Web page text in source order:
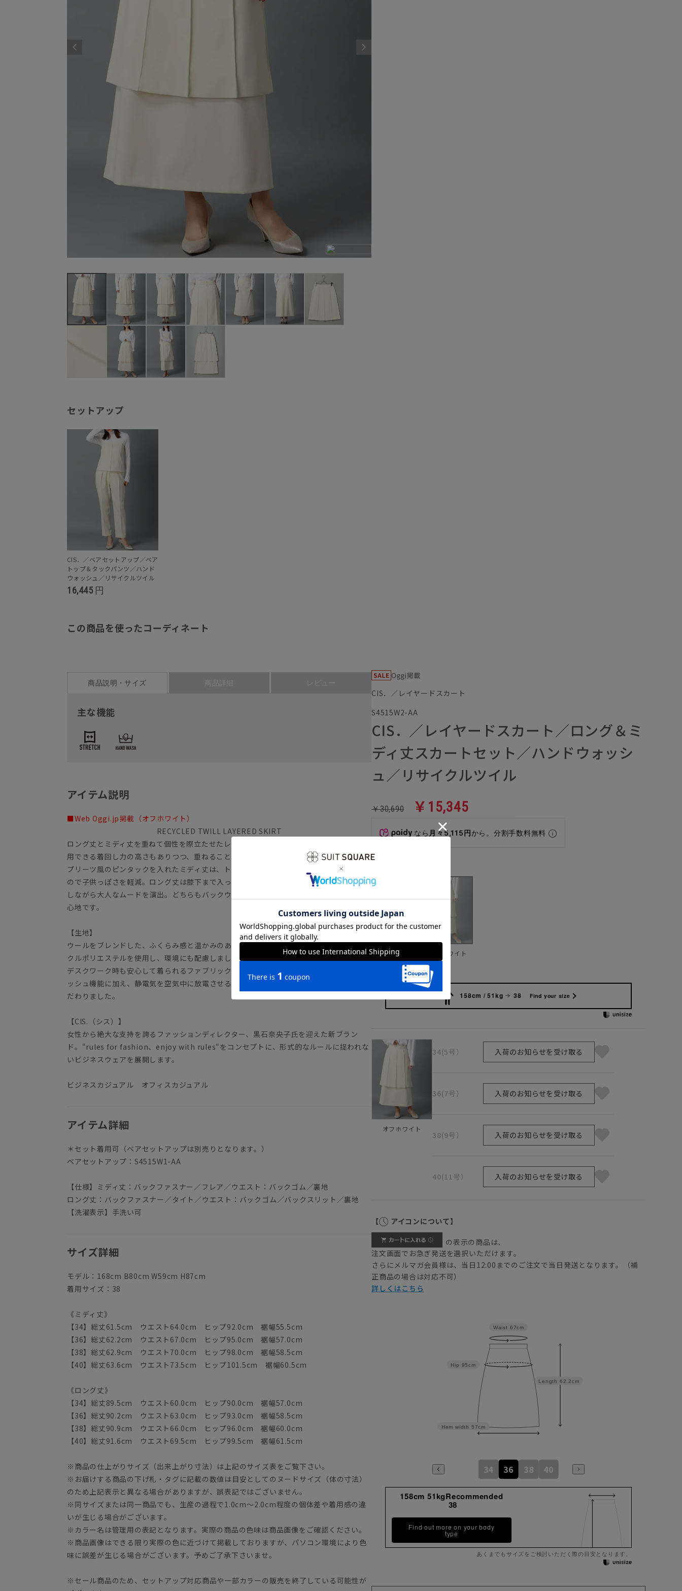
セットアップ
CIS．／ベアセットアップ／ベア
トップ＆タックパンツ／ハンド
ウォッシュ／リサイクルツイル
16,445 円
この商品を使ったコーディネート
商品説明・サイズ 商品詳細 レビュー
主な機能
アイテム説明
■Web Oggi.jp掲載（オフホワイト）
RECYCLED TWILL LAYERED SKIRT
ロング丈とミディ丈を重ねて個性を際立たせたレイヤードスカート。それぞれ単体でも活
用できる着回し力の高さもありつつ、重ねることで新たな雰囲気も叶うアイテム。
プリーツ風のピンタックを入れたミディ丈は、トラッドな印象がありつつ広がり過ぎない
ので子供っぽさを軽減。ロング丈は膝下まで入ったバックスリットで、動きやすさは保持
しながら大人なムードを演出。どちらもバックウエストにはゴムを配しており、快適な着
心地です。
【生地】
ウールをブレンドした、ふくらみ感と温かみのあるツイル素材を使用。タテ糸にはリサイ
クルポリエステルを使用し、環境にも配慮しました。ドライタッチでシワになりにくく、
デスクワーク時も安心して着られるファブリックです。自宅でお手入れできるハンドウォ
ッシュ機能に加え、静電気を空気中に放電させる「放電テープ」を取り付け、実用面もこ
だわりました。
【CIS.（シス）】
女性から絶大な支持を誇るファッションディレクター、黒石奈央子氏を迎えた新ブラン
ド。“rules for fashion、enjoy with rules“をコンセプトに、形式的なルールに捉われな
いビジネスウェアを展開します。
ビジネスカジュアル オフィスカジュアル
アイテム詳細
＊セット着用可（ベアセットアップは別売りとなります。）
ベアセットアップ：S4515W1-AA
【仕様】ミディ丈：バックファスナー／フレア／ウエスト：バックゴム／裏地
ロング丈：バックファスナー／タイト／ウエスト：バックゴム／バックスリット／裏地
【洗濯表示】手洗い可
サイズ詳細
モデル：168cm B80cm W59cm H87cm
着用サイズ：38
《ミディ丈》
【34】総丈61.5cm ウエスト64.0cm ヒップ92.0cm 裾幅55.5cm
【36】総丈62.2cm ウエスト67.0cm ヒップ95.0cm 裾幅57.0cm
【38】総丈62.9cm ウエスト70.0cm ヒップ98.0cm 裾幅58.5cm
【40】総丈63.6cm ウエスト73.5cm ヒップ101.5cm 裾幅60.5cm
《ロング丈》
【34】総丈89.5cm ウエスト60.0cm ヒップ90.0cm 裾幅57.0cm
【36】総丈90.2cm ウエスト63.0cm ヒップ93.0cm 裾幅58.5cm
【38】総丈90.9cm ウエスト66.0cm ヒップ96.0cm 裾幅60.0cm
【40】総丈91.6cm ウエスト69.5cm ヒップ99.5cm 裾幅61.5cm
※商品の仕上がりサイズ（出来上がり寸法）は上記のサイズ表をご覧下さい。
※お届けする商品の下げ札・タグに記載の数値は目安としてのヌードサイズ（体の寸法）
のため上記表示と異なる場合がありますが、誤表記ではございません。
※同サイズまたは同一商品でも、生産の過程で1.0cm～2.0cm程度の個体差や着用感の違
いが生じる場合がございます。
※カラー名は管理用の表記となります。実際の商品の色味は商品画像をご確認ください。
※商品画像はできる限り実際の色に近づけて掲載しておりますが、パソコン環境により色
味に誤差が生じる場合がございます。予めご了承下さいませ。
※セール商品のため、セットアップ対応商品や一部カラーの販売を終了している可能性が
CIS．／レイヤードスカート
S4515W2-AA
CIS．／レイヤードスカート／ロング＆ミ
ディ丈スカートセット／ハンドウォッシ
ュ／リサイクルツイル
￥30,690 ￥15,345
なら 月々5,115円から。分割手数料無料
ブラック オフホワイト
158cm / 51kg 38 Find your size
オフホワイト
34(5号） 入荷のお知らせを受け取る
36(7号） 入荷のお知らせを受け取る
38(9号） 入荷のお知らせを受け取る
40(11号） 入荷のお知らせを受け取る
【 アイコンについて】
の表示の商品は、
注文画面でお急ぎ発送を選択いただけます。
さらにメルマガ会員様は、当日12:00までのご注文で当日発送となります。（補
正商品の場合は対応不可）
詳しくはこちら
Length 62.2cm
Hem width 57cm
Hip 95cm
Waist 67cm
34 36 38 40
158cm 51kgRecommended
38
Find out more on your body
type
あくまでもサイズをご検討いただく際の目安となります。